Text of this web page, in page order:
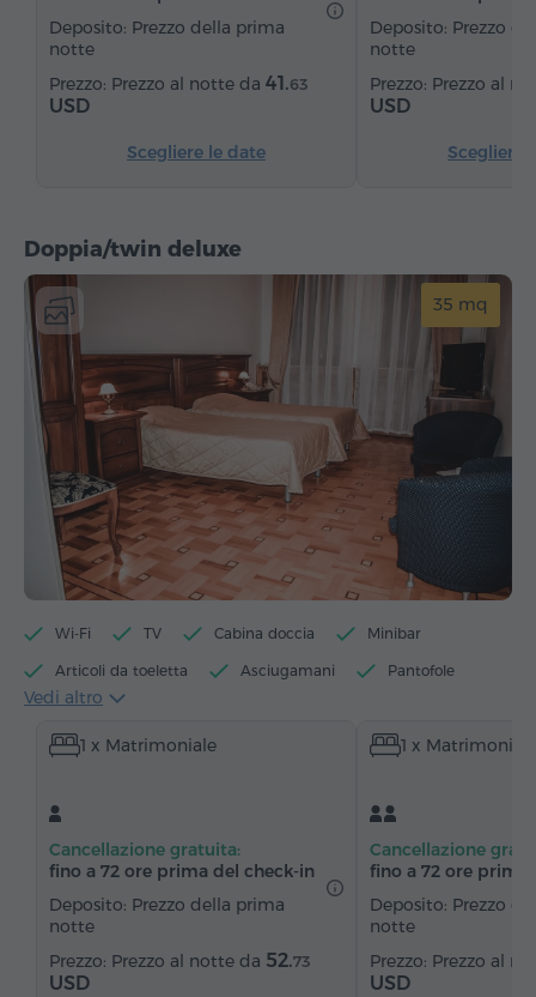
Deposito: Prezzo della prima
notte
Prezzo al notte da 41.63
USD
Scegliere le date
Deposito: Prezzo
notte
Prezzo al
USD
Scegliere
Doppia/twin deluxe
35 mq
Wi-Fi TV Cabina doccia Minibar
Articoli da toeletta Asciugamani Pantofole
Asciugacapelli
Armadio/Guardaroba Tavolo
Telefono Moquette
Frigorifero
Vedi altro
1 x Matrimoniale
Cancellazione gratuita:
fino a 72 ore prima del check‑in
Deposito: Prezzo della prima
notte
Prezzo al notte da 52.73
USD
1 x Matrimoniale
Cancellazione
fino a 72 ore prima
Deposito: Prezzo
notte
Prezzo al
USD